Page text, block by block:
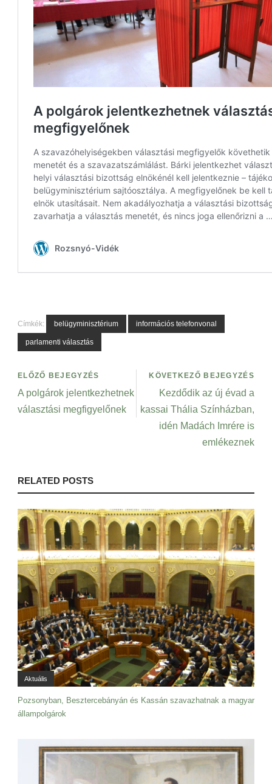
Címkék: belügyminisztérium információs telefonvonal
parlamenti választás
ELŐZŐ BEJEGYZÉS
A polgárok jelentkezhetnek
választási megfigyelőnek
KÖVETKEZŐ BEJEGYZÉS
Kezdődik az új évad a
kassai Thália Színházban,
idén Madách Imrére is
emlékeznek
RELATED POSTS
Aktuális
Pozsonyban, Besztercebányán és Kassán szavazhatnak a magyar
állampolgárok